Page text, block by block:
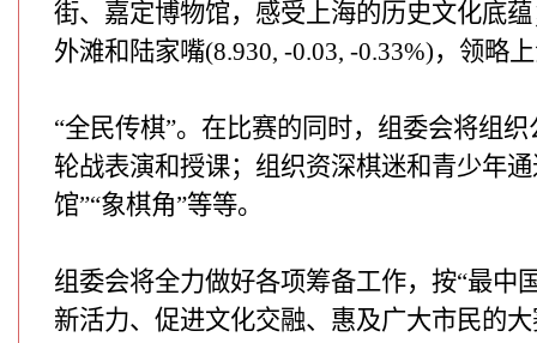
街、嘉定博物馆，感受上海的历史文化底
外滩和陆家嘴(8.930, -0.03, -0.33%)，领略
“全民传棋”。在比赛的同时，组委会将组
轮战表演和授课；组织资深棋迷和青少年
馆”“象棋角”等等。
组委会将全力做好各项筹备工作，按“最中
新活力、促进文化交融、惠及广大市民的